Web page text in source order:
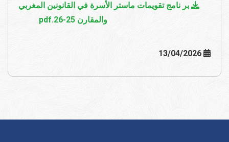
بر نامج تقويمات ماستر الأسرة في القانونين المغربي
والمقارن 25-26.pdf